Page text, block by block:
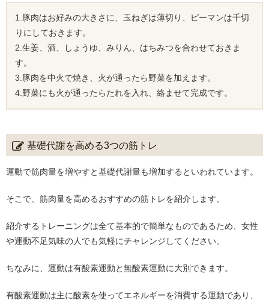
1.豚肉はお好みの大きさに、玉ねぎは薄切り、ピーマンは千切
りにしておきます。
2.生姜、酒、しょうゆ、みりん、はちみつを合わせておきま
す。
3.豚肉を中火で焼き、火が通ったら野菜を加えます。
4.野菜にも火が通ったらたれを入れ、絡ませて完成です。
基礎代謝を高める3つの筋トレ
運動で筋肉量を増やすと基礎代謝量も増加するといわれています。
そこで、筋肉量を高めるおすすめの筋トレを紹介します。
紹介するトレーニングは全て基本的で簡単なものであるため、女性
や運動不足気味の人でも気軽にチャレンジしてください。
ちなみに、運動は有酸素運動と無酸素運動に大別できます。
有酸素運動は主に酸素を使ってエネルギーを消費する運動であり、